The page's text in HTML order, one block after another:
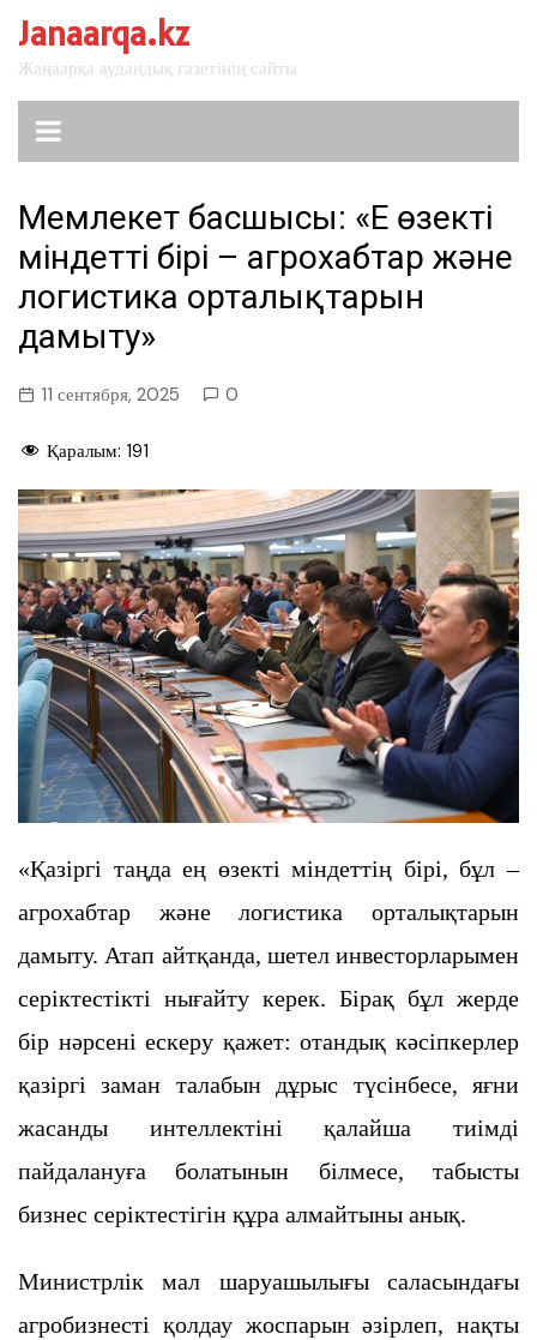
содержанию
Janaarqa.kz
Жаңаарқа аудандық газетінің сайты
Мемлекет басшысы: «Ең өзекті
міндеттің бірі – агрохабтар және
логистика орталықтарын
дамыту»
11 сентября, 2025 0
Қаралым: 191
«Қазіргі таңда ең өзекті міндеттің бірі, бұл –
агрохабтар және логистика орталықтарын
дамыту. Атап айтқанда, шетел инвесторларымен
серіктестікті нығайту керек. Бірақ бұл жерде
бір нәрсені ескеру қажет: отандық кәсіпкерлер
қазіргі заман талабын дұрыс түсінбесе, яғни
жасанды интеллектіні қалайша тиімді
пайдалануға болатынын білмесе, табысты
бизнес серіктестігін құра алмайтыны анық.
Министрлік мал шаруашылығы саласындағы
агробизнесті қолдау жоспарын әзірлеп, нақты